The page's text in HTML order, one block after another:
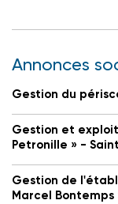
Annonces
Gestion du
Gestion et
Petronille » -
Gestion de
Marcel